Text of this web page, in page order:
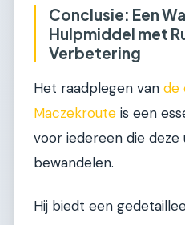
Conclusie: Een
Hulpmiddel met
Verbetering
Het raadplegen van de
Maczekroute is een
voor iedereen die
bewandelen.
Hij biedt een